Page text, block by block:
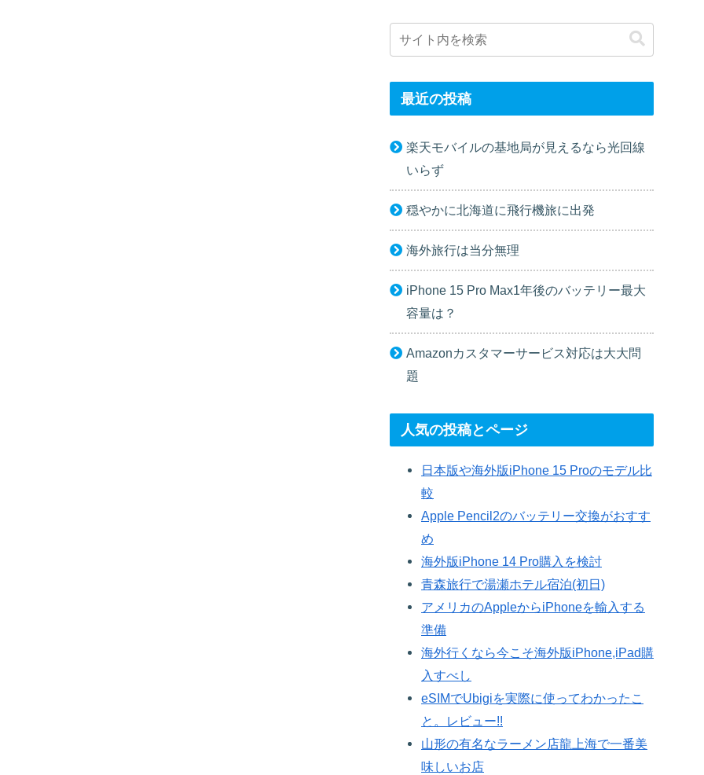
最近の投稿
楽天モバイルの基地局が見えるなら光回線
いらず
穏やかに北海道に飛行機旅に出発
海外旅行は当分無理
iPhone 15 Pro Max1年後のバッテリー最大
容量は？
Amazonカスタマーサービス対応は大大問
題
人気の投稿とページ
日本版や海外版iPhone 15 Proのモデル比
較
Apple Pencil2のバッテリー交換がおすす
め
海外版iPhone 14 Pro購入を検討
青森旅行で湯瀬ホテル宿泊(初日)
アメリカのAppleからiPhoneを輸入する
準備
海外行くなら今こそ海外版iPhone,iPad購
入すべし
eSIMでUbigiを実際に使ってわかったこ
と。レビュー!!
山形の有名なラーメン店龍上海で一番美
味しいお店